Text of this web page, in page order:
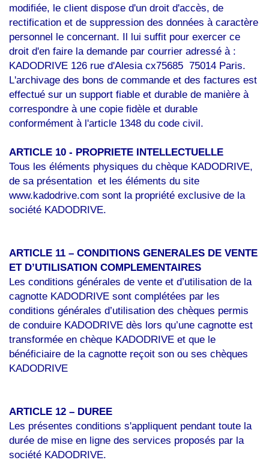
modifiée, le client dispose d'un droit d'accès, de
rectification et de suppression des données à caractère
personnel le concernant. Il lui suffit pour exercer ce
droit d'en faire la demande par courrier adressé à :
KADODRIVE 126 rue d'Alesiacx75685 75014 Paris.
L'archivage des bons de commande et des factures est
effectué sur un support fiable et durable de manière à
correspondre à une copie fidèle et durable
conformément à l'article 1348 du code civil.
ARTICLE 10 - PROPRIETE INTELLECTUELLE
Tous les éléments physiques du chèque KADODRIVE,
de sa présentation et les éléments du site
www.kadodrive.com sont la propriété exclusive de la
société KADODRIVE.
ARTICLE 11 – CONDITIONS GENERALES DE VENTE
ET D’UTILISATION COMPLEMENTAIRES
Les conditions générales de vente et d’utilisation de la
cagnotte KADODRIVE sont complétées par les
conditions générales d’utilisation des chèques permis
de conduire KADODRIVE dès lors qu’une cagnotte est
transformée en chèque KADODRIVE et que le
bénéficiaire de la cagnotte reçoit son ou ses chèques
KADODRIVE
ARTICLE 12 – DUREE
Les présentes conditions s'appliquent pendant toute la
durée de mise en ligne des services proposés par la
société KADODRIVE.